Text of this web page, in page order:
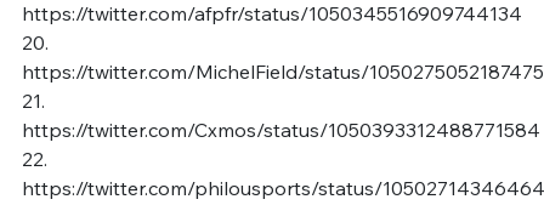
https://twitter.com/afpfr/status/1050345516909744134
20.
https://twitter.com/MichelField/status/
21.
https://twitter.com/Cxmos/status/1050393312488771584
22.
https://twitter.com/philousports/status/